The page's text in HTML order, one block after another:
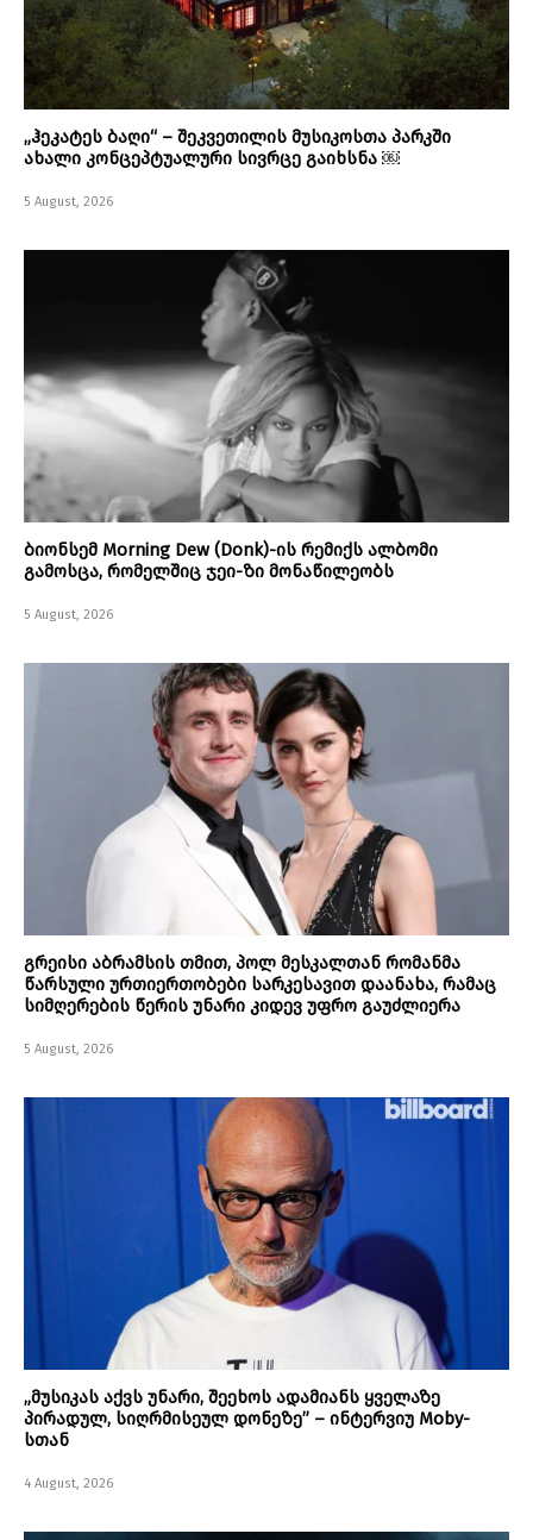
„ჰეკატეს ბაღი“ – შეკვეთილის მუსიკოსთა პარკში
ახალი კონცეპტუალური სივრცე გაიხსნა ￼
5 August, 2026
ბიონსემ Morning Dew (Donk)-ის რემიქს ალბომი
გამოსცა, რომელშიც ჯეი-ზი მონაწილეობს
5 August, 2026
გრეისი აბრამსის თმით, პოლ მესკალთან რომანმა
წარსული ურთიერთობები სარკესავით დაანახა, რამაც
სიმღერების წერის უნარი კიდევ უფრო გაუძლიერა
5 August, 2026
„მუსიკას აქვს უნარი, შეეხოს ადამიანს ყველაზე
პირადულ, სიღრმისეულ დონეზე” – ინტერვიუ Moby-
სთან
4 August, 2026